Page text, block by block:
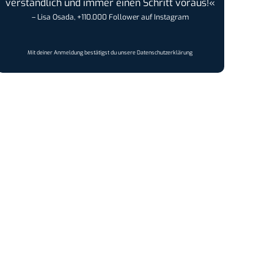
verständlich und immer einen Schritt voraus!«
– Lisa Osada, +110.000 Follower auf Instagram
Mit deiner Anmeldung bestätigst du unsereDatenschutzerklärung